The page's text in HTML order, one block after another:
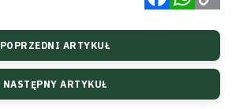
POPRZEDNI ARTYKUŁ
NASTĘPNY ARTYKUŁ